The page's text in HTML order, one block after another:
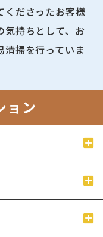
くださったお客様
気持ちとして、お
清掃を行っていま
ョン